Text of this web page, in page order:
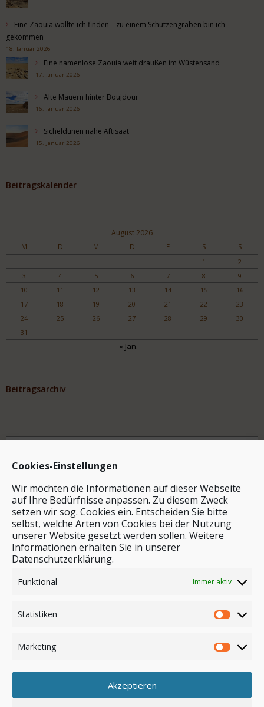
Cookies-Einstellungen
Wir möchten die Informationen auf dieser Webseite
auf Ihre Bedürfnisse anpassen. Zu diesem Zweck
setzen wir sog. Cookies ein. Entscheiden Sie bitte
selbst, welche Arten von Cookies bei der Nutzung
unserer Website gesetzt werden sollen. Weitere
Informationen erhalten Sie in unserer
Datenschutzerklärung.
Funktional Immer aktiv
Statistiken
Marketing
Akzeptieren
Eine Zaouia wollte ich finden – zu einem Schützengraben bin ich
gekommen
18. Januar 2026
Eine namenlose Zaouia weit draußen im Wüstensand
17. Januar 2026
Alte Mauern hinter Boujdour
16. Januar 2026
Sicheldünen nahe Aftisaat
15. Januar 2026
Beitragskalender
August 2026
M D M D F S S
1
2
3
4 5 6 7 8
9
10
11 12 13 14 15
16
17
18 19 20 21 22
23
24
25 26 27 28 29
30
31
« Jan.
Beitragsarchiv
Archiv
Stichwortsuche
Anmelden